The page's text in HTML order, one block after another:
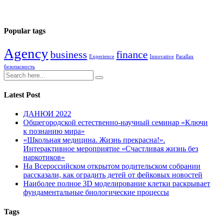
Popular tags
Agencybusiness Experience finance Innovative Parallax
безопасность
Latest Post
ДАНЮИ 2022
Общегородской естественно-научный семинар «Ключи
к познанию мира»
«Школьная медицина. Жизнь прекрасна!».
Интерактивное мероприятие «Счастливая жизнь без
наркотиков»
На Всероссийском открытом родительском собрании
рассказали, как оградить детей от фейковых новостей
Наиболее полное 3D моделирование клетки раскрывает
фундаментальные биологические процессы
Tags